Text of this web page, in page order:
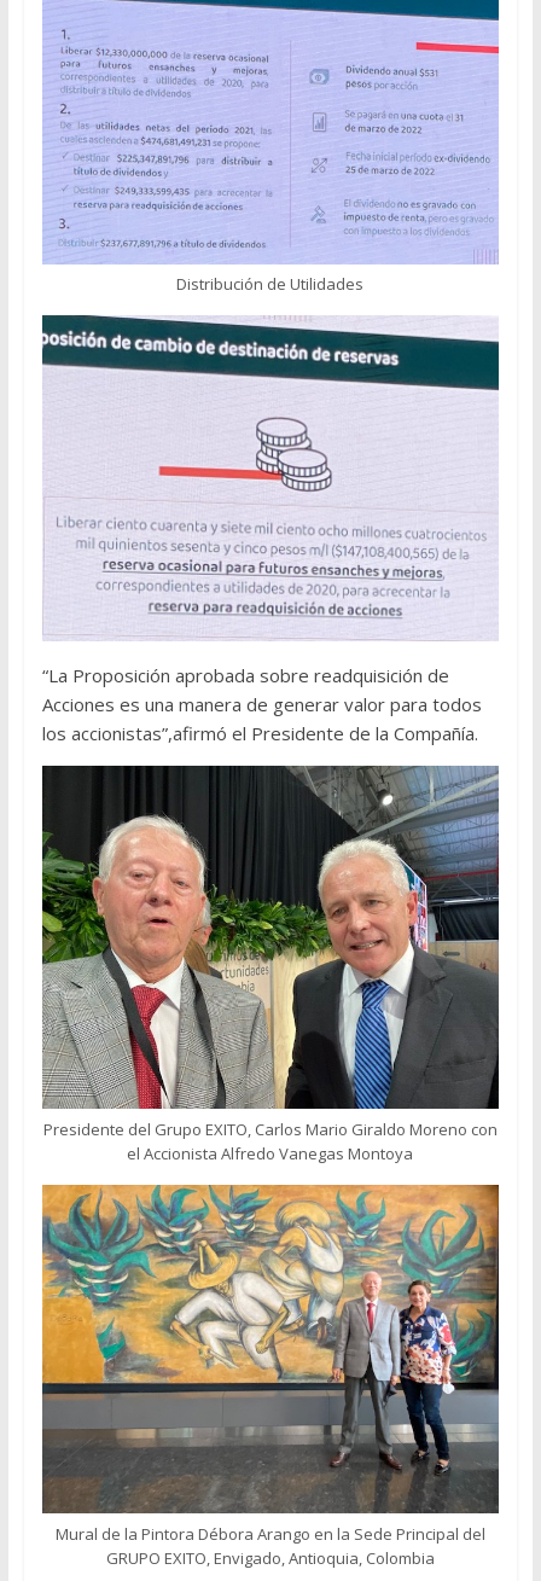
Distribución de Utilidades
“La Proposición aprobada sobre readquisición de
Acciones es una manera de generar valor para todos
los accionistas”,afirmó el Presidente de la Compañía.
Presidente del Grupo EXITO, Carlos Mario Giraldo Moreno con
el Accionista Alfredo Vanegas Montoya
Mural de la Pintora Débora Arango en la Sede Principal del
GRUPO EXITO, Envigado, Antioquia, Colombia